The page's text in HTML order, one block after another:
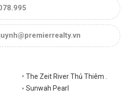
The Zeit River Thủ Thiêm .
Sunwah Pearl